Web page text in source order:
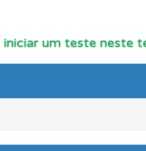
iniciar um teste neste